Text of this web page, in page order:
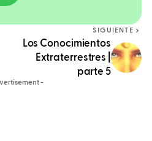
SIGUIENTE
Los Conocimientos
Extraterrestres |
parte 5
-